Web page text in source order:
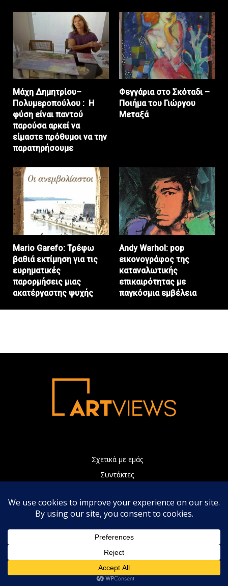
Μάχη Δημητρίου–
Πολυμεροπούλου : Η
φύση είναι παντού
παρούσα αρκεί να
είμαστε πρόθυμοι να την
παρατηρήσουμε
Φεγγάρια στο Σκόταδι –
Ποιήμα του Γιώργου
Μεταξά
Mario Garefo: Τρέφω
βαθιά εκτίμηση για τις
ευρηματικές
παρορμήσεις μιας
ακατέργαστης ψυχής
Andy Warhol: pop
εικονογράφος της
καταναλωτικής
επικαιρότητας με
παγκόσμια εμβέλεια
Σχετικά με εμάς
Συντάκτες
Πολιτική Απορρήτου
Επικοινωνία
© Copyright 2022 - Artviews
Η ιστοσελίδα μας χρησιμοποιεί Cookies τα οποία συνεισφέρουν
περιήγηση, αποδέχεστε την χρήση των Cookies.
Πολιτική απορρήτου